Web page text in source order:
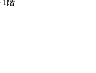
1階